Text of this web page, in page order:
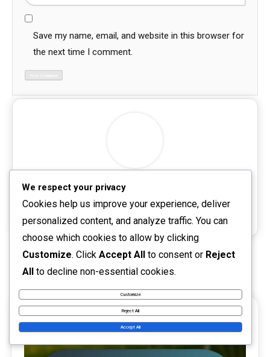
Save my name, email, and website in this browser for
the next time I comment.
sofaramrez-00x2
RELATED POSTS
We respect your privacy
Cookies help us improve your experience, deliver
personalized content, and analyze traffic. You can
choose which cookies to allow by clicking
Customize. Click Accept All to consent or Reject
All to decline non-essential cookies.
Customize
Reject All
Accept All